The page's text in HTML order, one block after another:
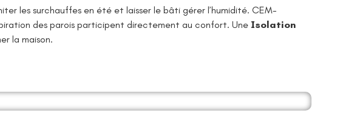
les surchauffes en été et laisser le bâti gérer l’humidité. CEM-
des parois participent directement au confort. Une Isolation
la maison.